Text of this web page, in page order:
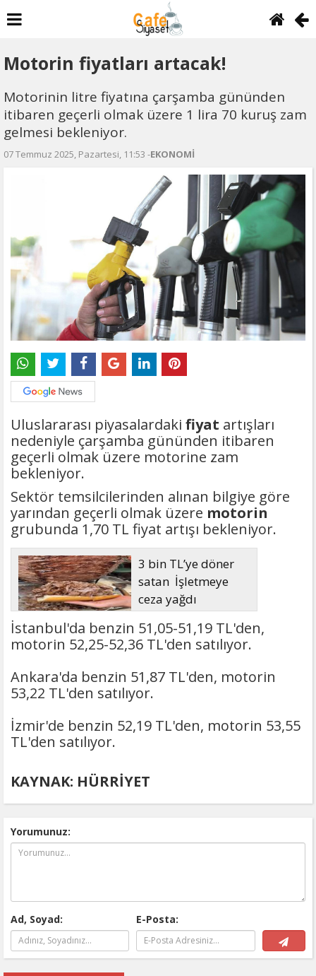
Motorin fiyatları artacak!
Motorinin litre fiyatına çarşamba gününden
itibaren geçerli olmak üzere 1 lira 70 kuruş zam
gelmesi bekleniyor.
07 Temmuz 2025, Pazartesi, 11:53 -EKONOMİ
Uluslararası piyasalardaki fiyat artışları
nedeniyle çarşamba gününden itibaren
geçerli olmak üzere motorine zam
bekleniyor.
Sektör temsilcilerinden alınan bilgiye göre
yarından geçerli olmak üzere motorin
grubunda 1,70 TL fiyat artışı bekleniyor.
3 bin TL’ye döner
satan İşletmeye
ceza yağdı
İstanbul'da benzin 51,05-51,19 TL'den,
motorin 52,25-52,36 TL'den satılıyor.
Ankara'da benzin 51,87 TL'den, motorin
53,22 TL'den satılıyor.
İzmir'de benzin 52,19 TL'den, motorin 53,55
TL'den satılıyor.
KAYNAK: HÜRRİYET
Yorumunuz:
Ad, Soyad: E-Posta: